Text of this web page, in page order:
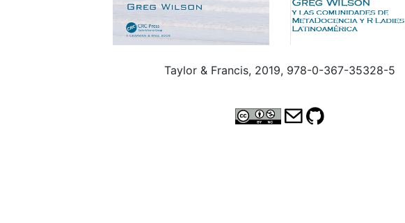
Taylor & Francis, 2019, 978-0-367-35328-5